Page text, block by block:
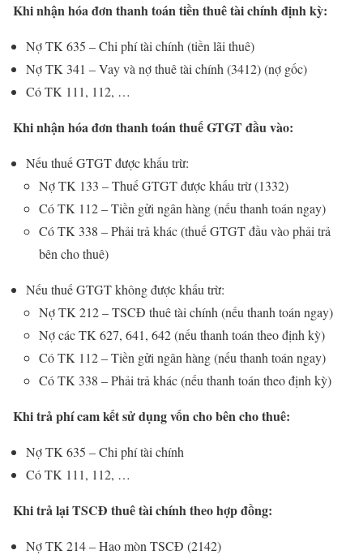
Khi nhận hóa đơn thanh toán tiền thuê tài chính định kỳ:
Nợ TK 635 – Chi phí tài chính (tiền lãi thuê)
Nợ TK 341 – Vay và nợ thuê tài chính (3412) (nợ gốc)
Có TK 111, 112, …
Khi nhận hóa đơn thanh toán thuế GTGT đầu vào:
Nếu thuế GTGT được khấu trừ:
Nợ TK 133 – Thuế GTGT được khấu trừ (1332)
Có TK 112 – Tiền gửi ngân hàng (nếu thanh toán ngay)
Có TK 338 – Phải trả khác (thuế GTGT đầu vào phải trả
bên cho thuê)
Nếu thuế GTGT không được khấu trừ:
Nợ TK 212 – TSCĐ thuê tài chính (nếu thanh toán ngay)
Nợ các TK 627, 641, 642 (nếu thanh toán theo định kỳ)
Có TK 112 – Tiền gửi ngân hàng (nếu thanh toán ngay)
Có TK 338 – Phải trả khác (nếu thanh toán theo định kỳ)
Khi trả phí cam kết sử dụng vốn cho bên cho thuê:
Nợ TK 635 – Chi phí tài chính
Có TK 111, 112, …
Khi trả lại TSCĐ thuê tài chính theo hợp đồng:
Nợ TK 214 – Hao mòn TSCĐ (2142)